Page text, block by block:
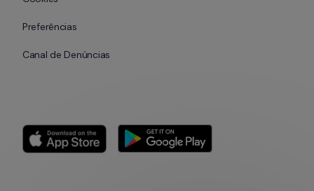
Preferências
Canal de Denúncias